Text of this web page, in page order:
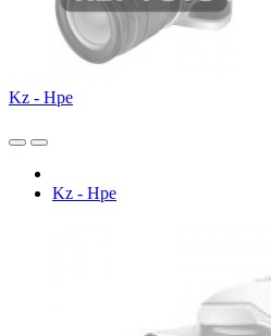
Kz - Hpe
Kz - Hpe